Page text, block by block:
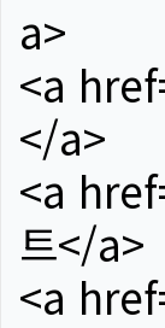
a>
<a
</a>
<a
트</a>
<a